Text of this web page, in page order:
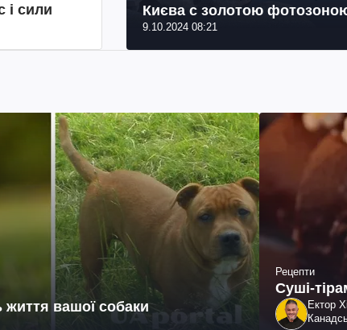
і сили
Києва с золотою
9.10.2024 08:21
життя вашої собаки
Рецепти
Суші-
Ектор